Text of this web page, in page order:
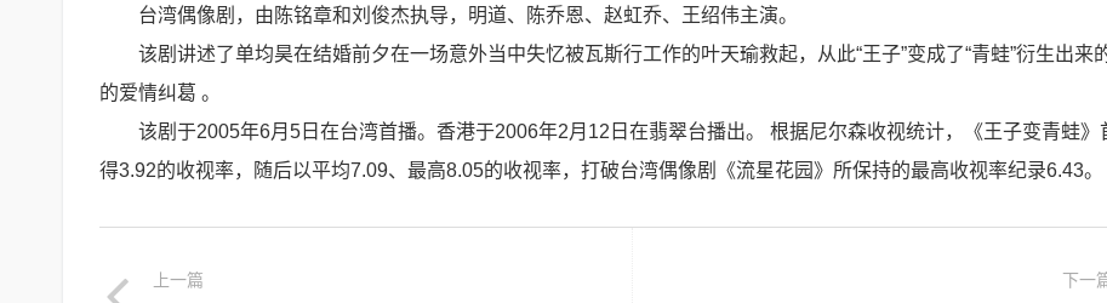
台湾偶像剧，由陈铭章和刘俊杰执导，明道、陈乔恩、赵虹乔、王绍伟主演。
该剧讲述了单均昊在结婚前夕在一场意外当中失忆被瓦斯行工作的叶天瑜救起，从此“王子”变成了“青蛙”衍生出来
的爱情纠葛 。
该剧于2005年6月5日在台湾首播。香港于2006年2月12日在翡翠台播出。 根据尼尔森收视统计，《王子变青蛙》
得3.92的收视率，随后以平均7.09、最高8.05的收视率，打破台湾偶像剧《流星花园》所保持的最高收视率纪录6.43。
上一篇 下一